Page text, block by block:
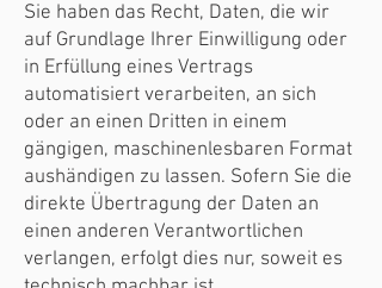
Sie haben das Recht, Daten, die wir
auf Grundlage Ihrer Einwilligung oder
in Erfüllung eines Vertrags
automatisiert verarbeiten, an sich
oder an einen Dritten in einem
gängigen, maschinenlesbaren Format
aushändigen zu lassen. Sofern Sie die
direkte Übertragung der Daten an
einen anderen Verantwortlichen
verlangen, erfolgt dies nur, soweit es